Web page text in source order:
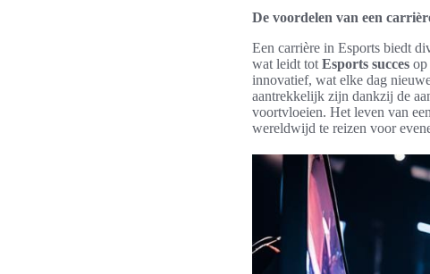
De voordelen van een
Een carrière in Esports biedt
wat leidt tot Esports succes op
innovatief, wat elke dag
aantrekkelijk zijn dankzij de
voortvloeien. Het leven van
wereldwijd te reizen voor